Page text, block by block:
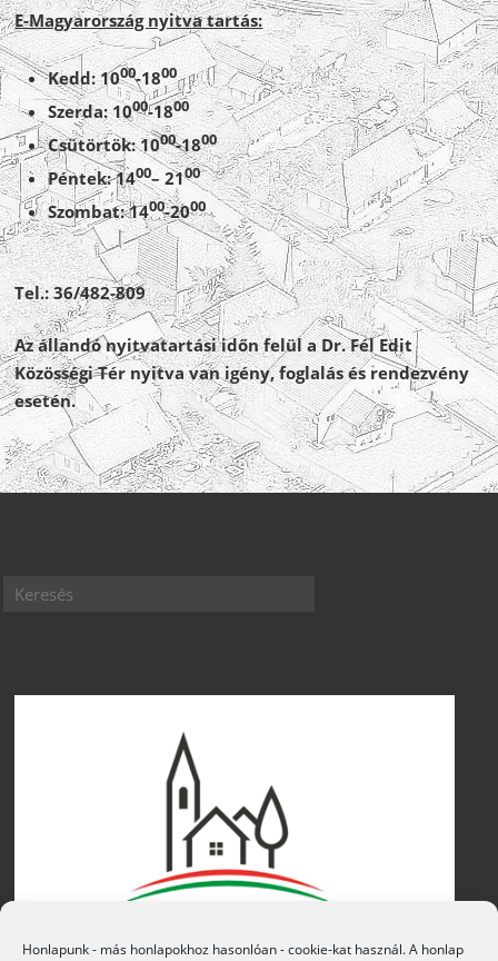
Honlapunk - más honlapokhoz hasonlóan - cookie-kat használ. A honlap
E-Magyarország nyitva tartás:
Kedd: 1000-1800
Szerda: 1000-1800
Csütörtök: 1000-1800
Péntek: 1400– 2100
Szombat: 1400-2000
Tel.: 36/482-809
Az állandó nyitvatartási időn felül a Dr. Fél Edit
Közösségi Tér nyitva van igény, foglalás és rendezvény
esetén.